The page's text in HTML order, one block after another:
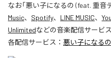
なお「悪い子になるの (feat. 重音
Music、 Spotify、 LINE MUSIC、
Unlimitedなどの音楽配信サービ
各配信サービス： 悪い子になる